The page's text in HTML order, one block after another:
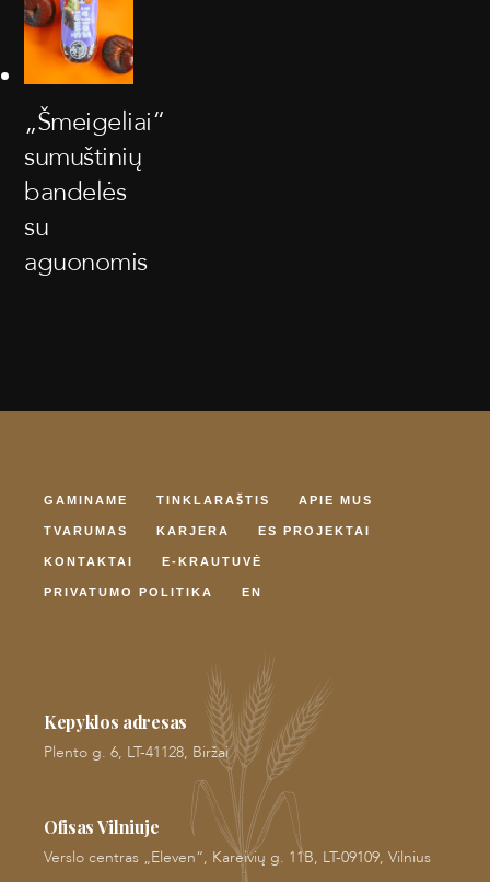
„Šmeigeliai“
sumuštinių
bandelės
su
aguonomis
GAMINAME TINKLARAŠTIS APIE MUS
TVARUMAS KARJERA ES PROJEKTAI
KONTAKTAI E-KRAUTUVĖ
PRIVATUMO POLITIKA EN
Kepyklos adresas
Plento g. 6, LT-41128, Biržai
Ofisas Vilniuje
Verslo centras „Eleven“, Kareivių g. 11B, LT-09109, Vilnius